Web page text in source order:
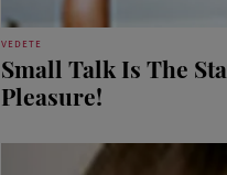
VEDETE
Small Talk Is The
Pleasure!